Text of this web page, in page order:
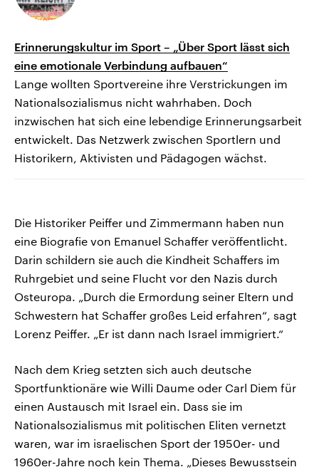
Erinnerungskultur im Sport – „Über Sport lässt sich
eine emotionale Verbindung aufbauen“
Lange wollten Sportvereine ihre Verstrickungen im
Nationalsozialismus nicht wahrhaben. Doch
inzwischen hat sich eine lebendige Erinnerungsarbeit
entwickelt. Das Netzwerk zwischen Sportlern und
Historikern, Aktivisten und Pädagogen wächst.
Die Historiker Peiffer und Zimmermann haben nun
eine Biografie von Emanuel Schaffer veröffentlicht.
Darin schildern sie auch die Kindheit Schaffers im
Ruhrgebiet und seine Flucht vor den Nazis durch
Osteuropa. „Durch die Ermordung seiner Eltern und
Schwestern hat Schaffer großes Leid erfahren“, sagt
Lorenz Peiffer. „Er ist dann nach Israel immigriert.“
Nach dem Krieg setzten sich auch deutsche
Sportfunktionäre wie Willi Daume oder Carl Diem für
einen Austausch mit Israel ein. Dass sie im
Nationalsozialismus mit politischen Eliten vernetzt
waren, war im israelischen Sport der 1950er- und
1960er-Jahre noch kein Thema. „Dieses Bewusstsein